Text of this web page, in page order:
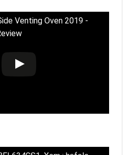
Venting Oven 2019 -